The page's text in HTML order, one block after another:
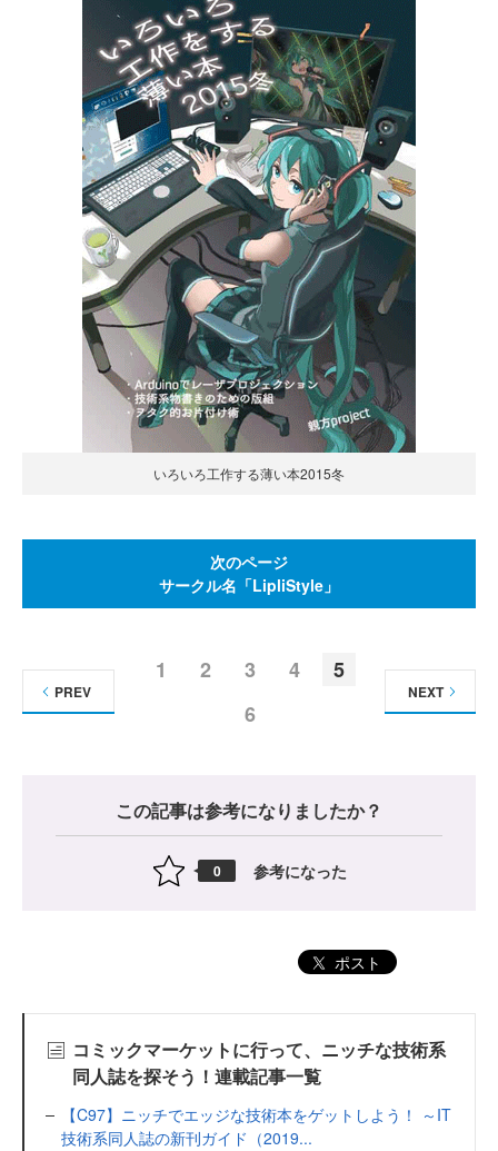
いろいろ工作する薄い本2015冬
次のページ
サークル名「LipliStyle」
1 2 3 4
5
6
PREV NEXT
この記事は参考になりましたか？
0 参考になった
ポスト
コミックマーケットに行って、ニッチな技術系
同人誌を探そう！連載記事一覧
【C97】ニッチでエッジな技術本をゲットしよう！ ～IT
技術系同人誌の新刊ガイド（2019...